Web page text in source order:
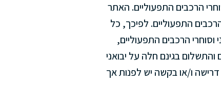
הרכבים התפעוליים. האתר
התפעוליים. לפיכך, כל
וסוחרי הרכבים התפעוליים,
בגינם חלה על יבואני
דרישה ו/או בקשה יש לפנות אך